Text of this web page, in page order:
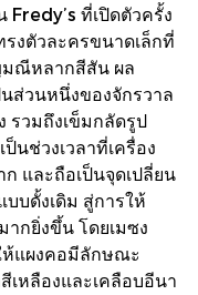
ที่เปิดตัวครั้ง
งตัวละครขนาดเล็กที่
มณีหลากสีสัน ผล
นส่วนหนึ่งของจักรวาล
รวมถึงเข็มกลัดรูป
นช่วงเวลาที่เครื่อง
และถือเป็นจุดเปลี่ยน
บดั้งเดิม สู่การให้
กยิ่งขึ้น โดยเมซง
ห้แผงคอมีลักษณะ
เหลืองและเคลือบอีนา